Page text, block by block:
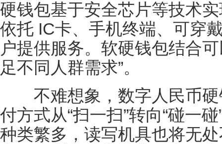
硬钱包基于安全芯片等技术
依托 IC卡、手机终端、可穿
户提供服务。软硬钱包结合
足不同人群需求”。
不难想象，数字人民币硬
付方式从“扫一扫”转向“碰一
种类繁多，读写机具也将无